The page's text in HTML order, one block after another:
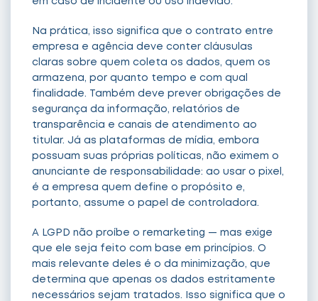
Na prática, isso significa que o contrato entre
empresa e agência deve conter cláusulas
claras sobre quem coleta os dados, quem os
armazena, por quanto tempo e com qual
finalidade. Também deve prever obrigações de
segurança da informação, relatórios de
transparência e canais de atendimento ao
titular. Já as plataformas de mídia, embora
possuam suas próprias políticas, não eximem o
anunciante de responsabilidade: ao usar o pixel,
é a empresa quem define o propósito e,
portanto, assume o papel de controladora.
A LGPD não proíbe o remarketing — mas exige
que ele seja feito com base em princípios. O
mais relevante deles é o da minimização, que
determina que apenas os dados estritamente
necessários sejam tratados. Isso significa que o